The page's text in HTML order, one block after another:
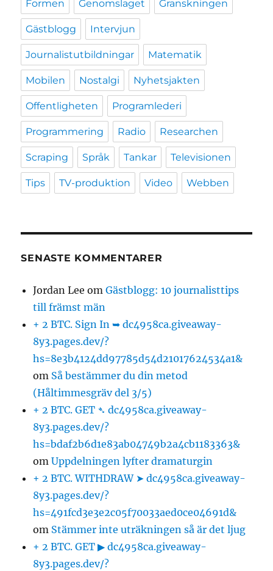
Formen Genomslaget Granskningen
Gästblogg Intervjun
Journalistutbildningar Matematik
Mobilen Nostalgi Nyhetsjakten
Offentligheten Programlederi
Programmering Radio Researchen
Scraping Språk Tankar Televisionen
Tips TV-produktion Video Webben
SENASTE KOMMENTARER
Jordan Lee omGästblogg: 10 journalisttips
till främst män
+ 2 BTC. Sign In ➥ dc4958ca.giveaway-
8y3.pages.dev/?
hs=8e3b4124dd97785d54d21017624534a1&
om Så bestämmer du din metod
(Håltimmesgräv del 3/5)
+ 2 BTC. GET ➴ dc4958ca.giveaway-
8y3.pages.dev/?
hs=bdaf2b6d1e83ab04749b2a4cb1183363&
omUppdelningen lyfter dramaturgin
+ 2 BTC. WITHDRAW ➤ dc4958ca.giveaway-
8y3.pages.dev/?
hs=491fcd3e3e2c05f70033aed0ce04691d&
om Stämmer inte uträkningen så är det ljug
+ 2 BTC. GET ▶ dc4958ca.giveaway-
8y3.pages.dev/?